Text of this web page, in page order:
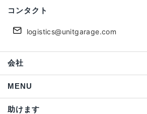
コンタクト
logistics@unitgarage.com
会社
MENU
助けます